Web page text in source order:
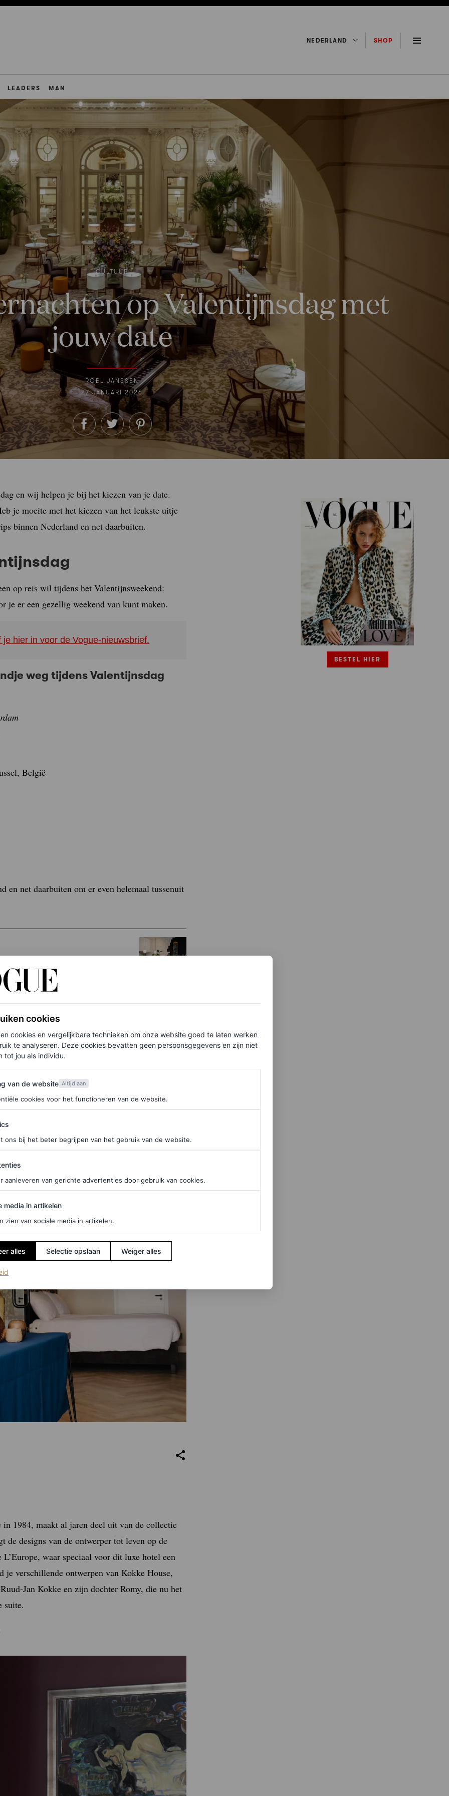
NEDERLAND SHOP
LEADERS MAN
CULTUUR
op Valentijnsdag met
jouw date
ROEL JANSSEN
27 JANUARI 2026
en wij helpen je bij het kiezen van je date.
je moeite met het kiezen van het leukste uitje
binnen Nederland en net daarbuiten.
op reis wil tijdens het Valentijnsweekend:
je er een gezellig weekend van kunt maken.
hier in voor de Vogue-nieuwsbrief.
weg tijdens Valentijnsdag
België
net daarbuiten om er even helemaal tussenuit
je heerlijk eten
dan 150 jaar oud dat is omgetoverd tot een
op de vide een complete koets is nagebouwd.
museum overnacht. De kamers zijn namelijk
net voor carnaval is het er waarschijnlijk nog
BESTEL HIER
1984, maakt al jaren deel uit van de collectie
designs van de ontwerper tot leven op de
waar speciaal voor dit luxe hotel een
verschillende ontwerpen van Kokke House,
Jan Kokke en zijn dochter Romy, die nu het
suite.
cookies
cookies en vergelijkbare technieken om onze website goed te laten werken
te analyseren. Deze cookies bevatten geen persoonsgegevens en zijn niet
tot jou als individu.
de website
van de website Altijd aan
cookies voor het functioneren van de website.
ons bij het beter begrijpen van het gebruik van de website.
aanleveren van gerichte advertenties door gebruik van cookies.
in artikelen
media in artikelen
zien van sociale media in artikelen.
alles Selectie opslaan Weiger alles